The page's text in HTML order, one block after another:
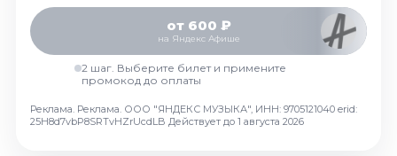
Август 2026
Сентябрь 2026
Октябрь 2026
Ноябрь 2026
Декабрь 2026
от 600 ₽
на Яндекс Афише
2 шаг. Выберите билет и примените
промокод до оплаты
Реклама. Реклама. ООО "ЯНДЕКС МУЗЫКА", ИНН: 9705121040 erid:
25H8d7vbP8SRTvHZrUcdLB Действует до 1 августа 2026